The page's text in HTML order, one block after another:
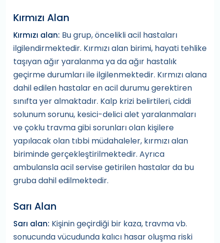
Kırmızı Alan
Kırmızı alan: Bu grup, öncelikli acil hastaları
ilgilendirmektedir. Kırmızı alan birimi, hayati tehlike
taşıyan ağır yaralanma ya da ağır hastalık
geçirme durumları ile ilgilenmektedir. Kırmızı alana
dahil edilen hastalar en acil durumu gerektiren
sınıfta yer almaktadır. Kalp krizi belirtileri, ciddi
solunum sorunu, kesici-delici alet yaralanmaları
ve çoklu travma gibi sorunları olan kişilere
yapılacak olan tıbbi müdahaleler, kırmızı alan
biriminde gerçekleştirilmektedir. Ayrıca
ambulansla acil servise getirilen hastalar da bu
gruba dahil edilmektedir.
Sarı Alan
Sarı alan: Kişinin geçirdiği bir kaza, travma vb.
sonucunda vücudunda kalıcı hasar oluşma riski